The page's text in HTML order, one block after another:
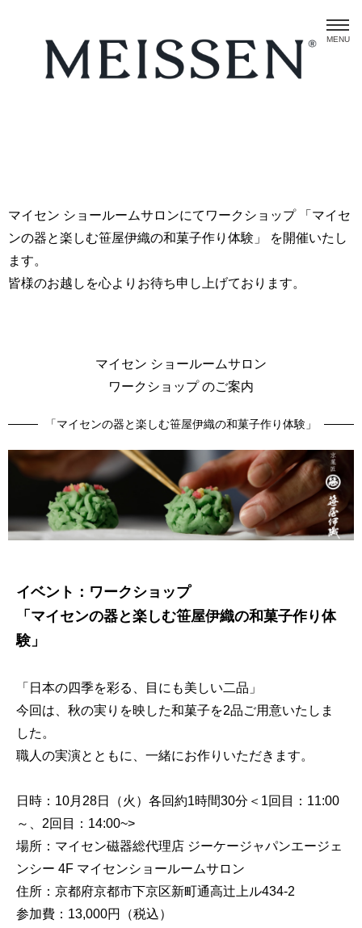
MENU
マイセン ショールームサロンにてワークショップ 「マイセ
ンの器と楽しむ笹屋伊織の和菓子作り体験」 を開催いたし
ます。
皆様のお越しを心よりお待ち申し上げております。
マイセン ショールームサロン
ワークショップ のご案内
「マイセンの器と楽しむ笹屋伊織の和菓子作り体験」
イベント：ワークショップ
「マイセンの器と楽しむ笹屋伊織の和菓子作り体
験」
「日本の四季を彩る、目にも美しい二品」
今回は、秋の実りを映した和菓子を2品ご用意いたしま
した。
職人の実演とともに、一緒にお作りいただきます。
日時：10月28日（火）各回約1時間30分＜1回目：11:00
～、2回目：14:00~>
場所：マイセン磁器総代理店 ジーケージャパンエージェ
ンシー 4F マイセンショールームサロン
住所：京都府京都市下京区新町通高辻上ル434-2
参加費：13,000円（税込）